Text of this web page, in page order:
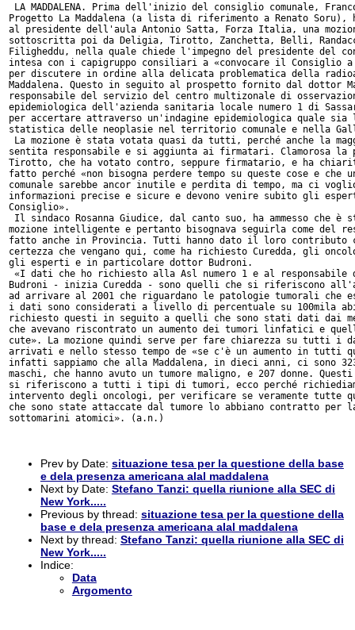
LA MADDALENA. Prima dell'inizio del consiglio comunale,
Progetto La Maddalena (a lista di riferimento a Renato Soru),
al presidente dell'aula Antonio Satta, Forza Italia, una
sottoscritta poi da Deligia, Tirotto, Zanchetta, Belli,
Filigheddu, nella quale chiede l'impegno del presidente del
intesa con i capigruppo consiliari a «convocare il Consiglio a
per discutere in ordine alla delicata problematica della
Maddalena. Questo in seguito al prospetto fornito dal dottor
responsabile del servizio del centro multizonale di
epidemiologica dell'azienda sanitaria locale numero 1 di
per accertare attraverso un'indagine epidemiologica quale sia
statistica delle neoplasie nel territorio comunale e nella
La mozione è stata votata quasi da tutti, perché anche la
sentita responsabile e si aggiunta ai firmatari. Clamorosa la
Tirotto, che ha votato contro, seppure firmatario, e ha
fatto perché «non bisogna perdere tempo su queste cose e che
comunale sarebbe ancor inutile e perdita di tempo, ma ci
informazioni precise e sicure e devono venire subito gli
Consiglio».
Il sindaco Rosanna Giudice, dal canto suo, ha ammesso che è
mozione intelligente e pertanto bisognava seguirla come del
fatto anche in Provincia. Tutti hanno dato il loro contributo
certezza che vengano qui, come ha richiesto Curedda, gli
gli esperti e in particolare dottor Budroni.
«I dati che ho richiesto alla Asl numero 1 e al responsabile
Budroni - inizia Curedda - sono quelli che si riferiscono
ad arrivare al 2001 che riguardano le patologie tumorali che
i dati sono considerati a livello di percentuale su 100mila
richiesto questi in seguito a quelli che sono stati dati dai
che avevano riscontrato un aumento dei tumori linfatici e
cute». La mozione quindi serve per fare chiarezza su tutti i
arrivati e nello stesso tempo de «se c'è un aumento in tutti
infatti sappiamo che alla Maddalena, in dieci anni, ci sono
maschi, che hanno avuto un tumore maligno, e 207 donne.
si riferiscono a tutti i tipi di tumori, ecco perché
intervento degli oncologi, per verificare se veramente tutte
che sono state attaccate dal tumore lo abbiano contratto per
sottomarini atomici». (a.n.)
Prev by Date: situazione tesa per la questione della base
e dela presenza americana alal maddalena
Next by Date: Stefano Tanzi: quella riunione alla SEC di
New York.....
Previous by thread: situazione tesa per la questione della
base e dela presenza americana alal maddalena
Next by thread: Stefano Tanzi: quella riunione alla SEC di
New York.....
Indice:
Data
Argomento